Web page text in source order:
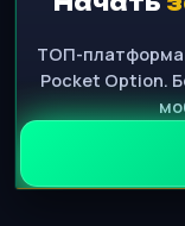
ТОП-платформа
Pocket Option.